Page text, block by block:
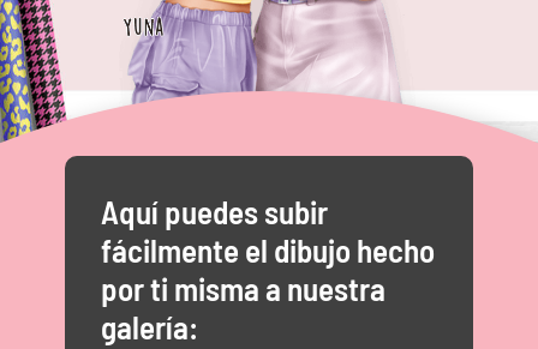
Aquí puedes subir
fácilmente el dibujo hecho
por ti misma a nuestra
galería: